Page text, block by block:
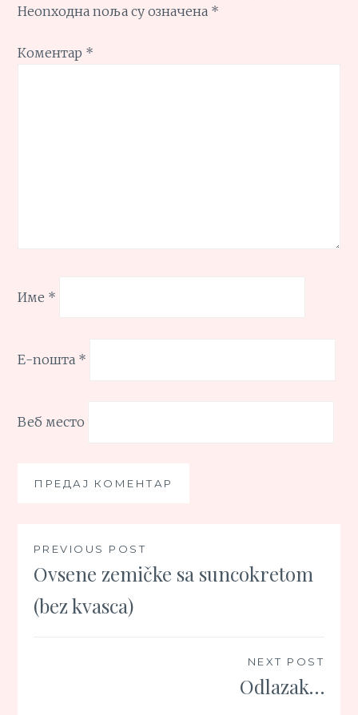
Неопходна поља су означена *
Коментар *
Име *
Е-пошта *
Веб место
Кретање
чланка
PREVIOUS POST
Ovsene zemičke sa suncokretom
(bez kvasca)
NEXT POST
Odlazak…